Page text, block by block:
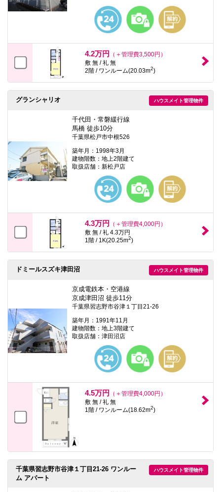
4.2万円
（＋管理費3,500円）
敷 無 / 礼 無
2階 / ワンルーム(20.03m2)
ハウスメイト管理物件
グランシャリオ
千代田・常磐緩行線
馬橋 徒歩10分
千葉県松戸市中根526
築年月：1998年3月
建物階数：地上2階建て
取扱店舗：新松戸店
4.3万円
（＋管理費4,000円）
敷 無 / 礼 4.3万円
1階 / 1K(20.25m2)
ハウスメイト管理物件
ドミールスズキ津田沼
京成電鉄本・空港線
京成津田沼 徒歩11分
千葉県習志野市谷津１丁目21-26
築年月：1991年11月
建物階数：地上3階建て
取扱店舗：津田沼店
4.5万円
（＋管理費4,000円）
敷 無 / 礼 無
1階 / ワンルーム(18.62m2)
ハウスメイト管理物件
千葉県習志野市谷津１丁目21-26 ワンルー
ム アパート